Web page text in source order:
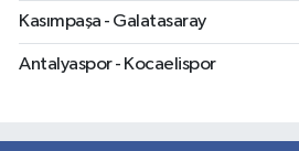
Kasımpaşa - Galatasaray
Antalyaspor - Kocaelispor